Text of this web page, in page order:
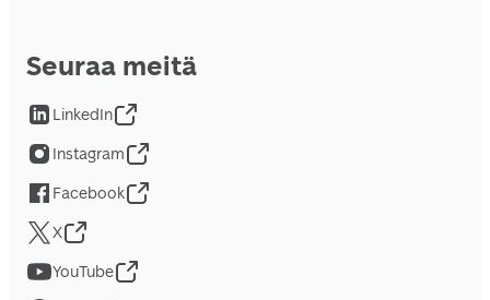
Seuraa meitä
LinkedIn
Instagram
Facebook
X
YouTube